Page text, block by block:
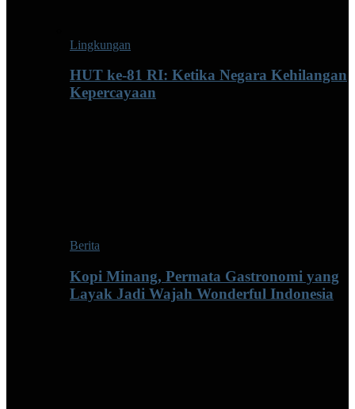
Lingkungan
HUT ke-81 RI: Ketika Negara Kehilangan
Kepercayaan
Berita
Kopi Minang, Permata Gastronomi yang
Layak Jadi Wajah Wonderful Indonesia